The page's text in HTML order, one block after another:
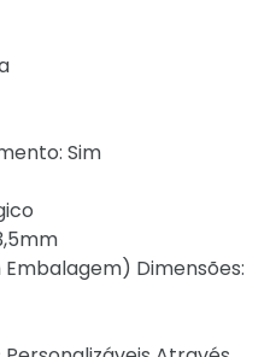
Sim
Dimensões: